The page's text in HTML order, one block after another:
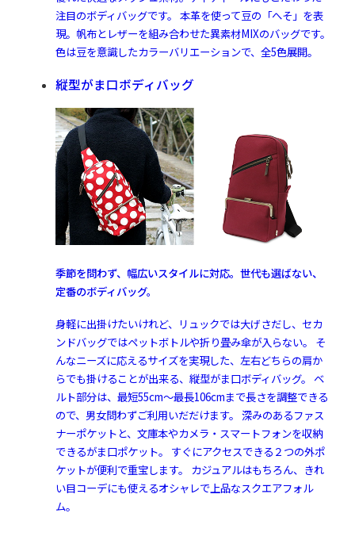
注目のボディバッグです。 本革を使って豆の「へそ」を表
現。帆布とレザーを組み合わせた異素材MIXのバッグです。
色は豆を意識したカラーバリエーションで、全5色展開。
縦型がま口ボディバッグ
季節を問わず、幅広いスタイルに対応。世代も選ばない、
定番のボディバッグ。
身軽に出掛けたいけれど、リュックでは大げさだし、セカ
ンドバッグではペットボトルや折り畳み傘が入らない。 そ
んなニーズに応えるサイズを実現した、左右どちらの肩か
らでも掛けることが出来る、縦型がま口ボディバッグ。 ベ
ルト部分は、最短55cm～最長106cmまで長さを調整できる
ので、男女問わずご利用いだだけます。 深みのあるファス
ナーポケットと、文庫本やカメラ・スマートフォンを収納
できるがま口ポケット。 すぐにアクセスできる２つの外ポ
ケットが便利で重宝します。 カジュアルはもちろん、きれ
い目コーデにも使えるオシャレで上品なスクエアフォル
ム。